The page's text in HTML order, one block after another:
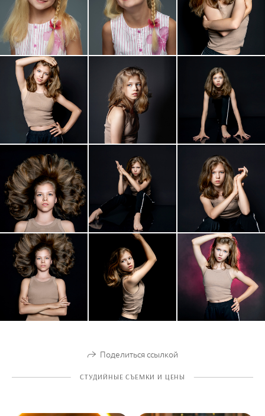
Поделиться ссылкой
СТУДИЙНЫЕ СЪЕМКИ И ЦЕНЫ